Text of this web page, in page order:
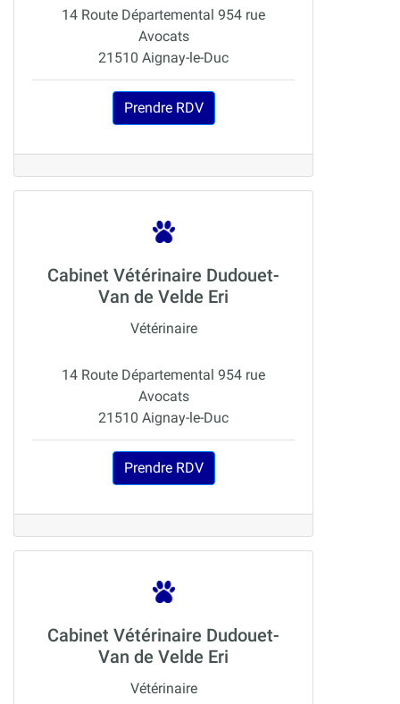
14 Route Départemental 954 rue
Avocats
21510 Aignay-le-Duc
Prendre RDV
Cabinet Vétérinaire Dudouet-
Van de Velde Eri
Vétérinaire
14 Route Départemental 954 rue
Avocats
21510 Aignay-le-Duc
Prendre RDV
Cabinet Vétérinaire Dudouet-
Van de Velde Eri
Vétérinaire